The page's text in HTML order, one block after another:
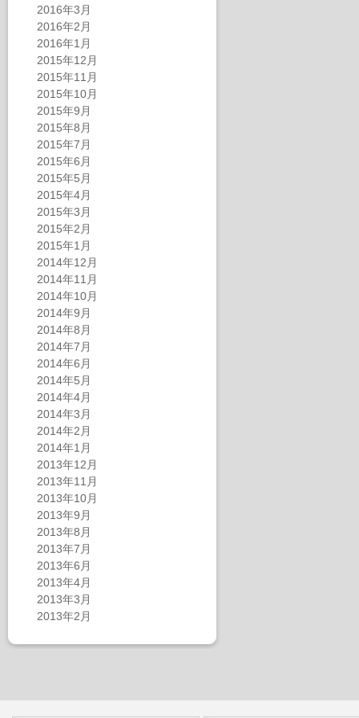
2016年3月
2016年2月
2016年1月
2015年12月
2015年11月
2015年10月
2015年9月
2015年8月
2015年7月
2015年6月
2015年5月
2015年4月
2015年3月
2015年2月
2015年1月
2014年12月
2014年11月
2014年10月
2014年9月
2014年8月
2014年7月
2014年6月
2014年5月
2014年4月
2014年3月
2014年2月
2014年1月
2013年12月
2013年11月
2013年10月
2013年9月
2013年8月
2013年7月
2013年6月
2013年4月
2013年3月
2013年2月